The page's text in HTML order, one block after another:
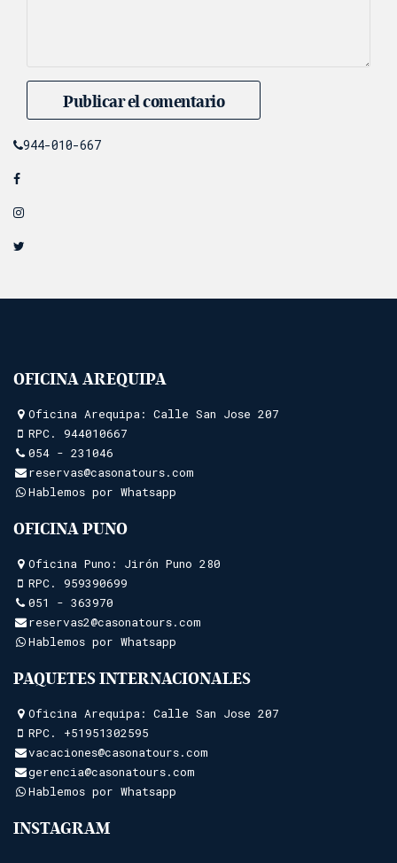
944-010-667
OFICINA AREQUIPA
Oficina Arequipa: Calle San Jose 207
RPC. 944010667
054 - 231046
reservas@casonatours.com
Hablemos por Whatsapp
OFICINA PUNO
Oficina Puno: Jirón Puno 280
RPC. 959390699
051 - 363970
reservas2@casonatours.com
Hablemos por Whatsapp
PAQUETES INTERNACIONALES
Oficina Arequipa: Calle San Jose 207
RPC. +51951302595
vacaciones@casonatours.com
gerencia@casonatours.com
Hablemos por Whatsapp
INSTAGRAM